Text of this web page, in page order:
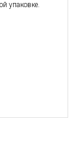
упаковке.